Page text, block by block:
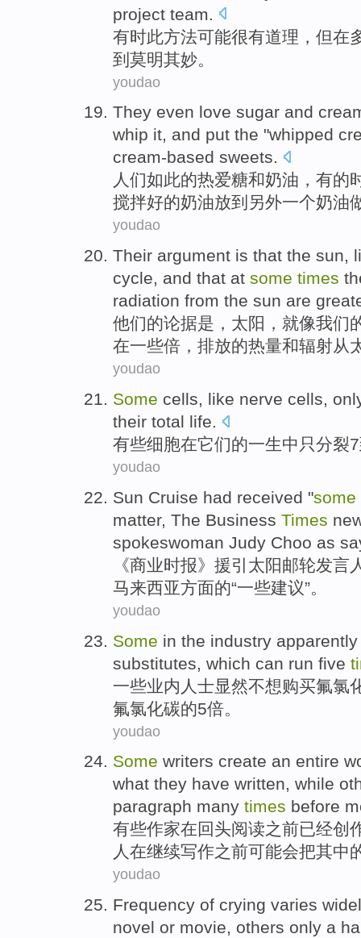
project team.
有时此方法可能很有道理 ， 但在
到莫明其妙。
youdao
They even love sugar and
whip it, and put the "whipped
cream-based sweets.
人们如此的热爱糖和奶油 ， 有的
搅拌好的奶油放到 另外一个奶油
youdao
Their argument is that the sun,
cycle, and that at some times
radiation from the sun are
他们的论据是 ， 太阳 ， 就像我们
在一些倍 ， 排放的热量和辐射从
youdao
Some cells, like nerve cells,
their total life.
有些细胞在它们的一生中 只分裂7
youdao
Sun Cruise had received "some
matter, The Business Times
spokeswoman Judy Choo as
《商业时报》 援引 太阳邮轮发言
马来西亚方面的“一些建议”。
youdao
Some in the industry apparently
substitutes which can run five
一些业内 人士显然不想购买氟氯
氟氯化碳的5倍。
youdao
Some writers create an entire
what they have written, while
paragraph many times before
有些作家在回头阅读之前已经创
人 在继续写作之前可能会把其中
youdao
Frequency of crying varies
novel or movie, others only a